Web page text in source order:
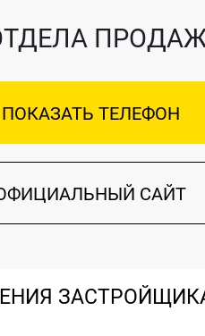
ПОКАЗАТЬ ТЕЛЕФОН
САЙТ